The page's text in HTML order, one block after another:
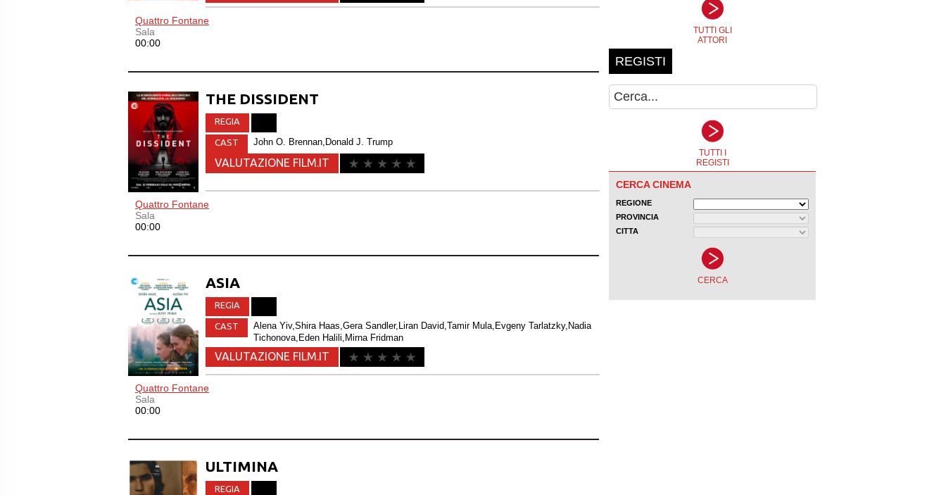
Quattro Fontane
Sala
00:00
THE DISSIDENT
REGIA
CAST John O. Brennan,Donald J. Trump
VALUTAZIONE FILM.IT
Quattro Fontane
Sala
00:00
ASIA
REGIA
CAST
Alena Yiv,Shira Haas,Gera Sandler,Liran David,Tamir Mula,Evgeny Tarlatzky,Nadia
Tichonova,Eden Halili,Mirna Fridman
VALUTAZIONE FILM.IT
Quattro Fontane
Sala
00:00
ULTIMINA
REGIA